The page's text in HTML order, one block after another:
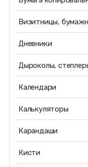
Визитницы,
Дневники
Дыроколы,
Календари
Калькуляторы
Карандаши
Кисти